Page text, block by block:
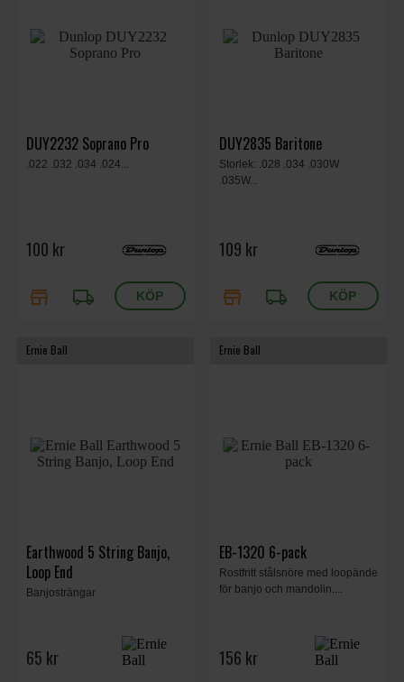
DUY2232 Soprano Pro
.022 .032 .034 .024...
100 kr
store local_shipping
DUY2835 Baritone
Storlek: .028 .034 .030W
.035W...
109 kr
store local_shipping
Ernie Ball
Earthwood 5 String Banjo,
Loop End
Banjosträngar
65 kr
Ernie Ball
EB-1320 6-pack
Rostfritt stålsnöre med loopände
för banjo och mandolin....
156 kr